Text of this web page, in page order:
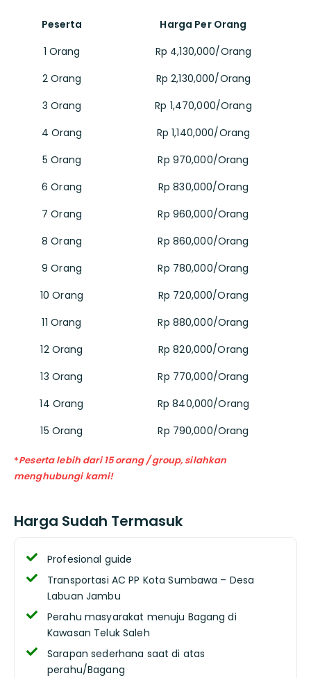
Peserta
Harga Per Orang
1 Orang
Rp 4,130,000/Orang
2 Orang
Rp 2,130,000/Orang
3 Orang
Rp 1,470,000/Orang
4 Orang
Rp 1,140,000/Orang
5 Orang
Rp 970,000/Orang
6 Orang
Rp 830,000/Orang
7 Orang
Rp 960,000/Orang
8 Orang
Rp 860,000/Orang
9 Orang
Rp 780,000/Orang
10 Orang
Rp 720,000/Orang
11 Orang
Rp 880,000/Orang
12 Orang
Rp 820,000/Orang
13 Orang
Rp 770,000/Orang
14 Orang
Rp 840,000/Orang
15 Orang
Rp 790,000/Orang
*Peserta lebih dari 15 orang / group, silahkan
menghubungi kami!
Harga Sudah Termasuk
Profesional guide
Transportasi AC PP Kota Sumbawa – Desa
Labuan Jambu
Perahu masyarakat menuju Bagang di
Kawasan Teluk Saleh
Sarapan sederhana saat di atas
perahu/Bagang